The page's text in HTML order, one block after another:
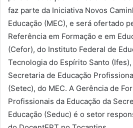
faz parte da Iniciativa Novos
Educação (MEC), e será ofertado
Referência em Formação e em
(Cefor), do Instituto Federal de
Tecnologia do Espírito Santo
Secretaria de Educação
(Setec), do MEC. A Gerência de
Profissionais da Educação da
Educação (Seduc) é o setor